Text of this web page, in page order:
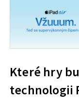
Které hry
technologii